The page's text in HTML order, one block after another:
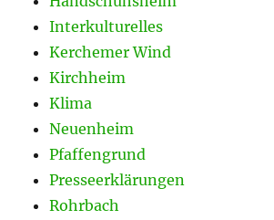
Interkulturelles
Kerchemer Wind
Kirchheim
Klima
Neuenheim
Pfaffengrund
Presseerklärungen
Rohrbach